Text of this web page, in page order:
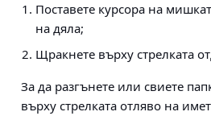
Поставете курсора на
на дяла;
Щракнете върху стрелката
За да разгънете или свиете
върху стрелката отляво на